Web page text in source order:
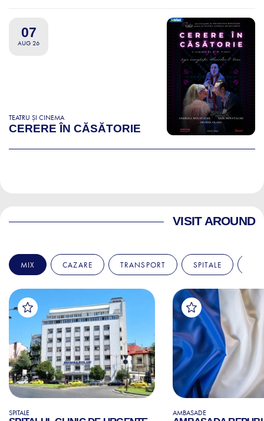
07
AUG 26
TEATRU ȘI CINEMA
CERERE ÎN CĂSĂTORIE
VISIT AROUND
MIX CAZARE TRANSPORT SPITALE
SPITALE AMBASADE